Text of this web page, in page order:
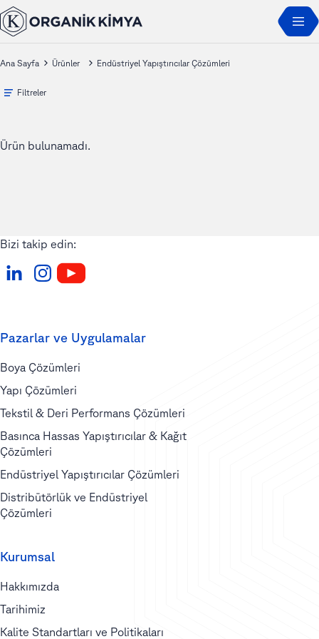
Ana Sayfa Ürünler Endüstriyel Yapıştırıcılar Çözümleri
Filtreler
Ürün bulunamadı.
Bizi takip edin:
Pazarlar ve Uygulamalar
Boya Çözümleri
Yapı Çözümleri
Tekstil & Deri Performans Çözümleri
Basınca Hassas Yapıştırıcılar & Kağıt
Çözümleri
Endüstriyel Yapıştırıcılar Çözümleri
Distribütörlük ve Endüstriyel
Çözümleri
Kurumsal
Hakkımızda
Tarihimiz
Kalite Standartları ve Politikaları